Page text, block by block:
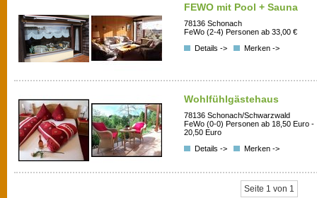
FEWO mit Pool + Sauna
78136 Schonach
FeWo (2-4) Personen ab 33,00 €
Details ->
Merken ->
Wohlfühlgästehaus
78136 Schonach/Schwarzwald
FeWo (0-0) Personen ab 18,50 Euro -
20,50 Euro
Details ->
Merken ->
Seite 1 von 1